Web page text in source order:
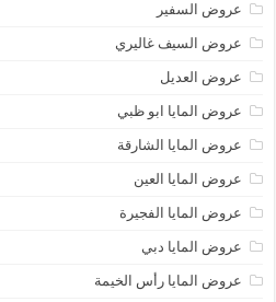
عروض السفير
عروض السيف غاليري
عروض العديل
عروض المايا ابو ظبي
عروض المايا الشارقة
عروض المايا العين
عروض المايا الفجيرة
عروض المايا دبي
عروض المايا رأس الخيمة